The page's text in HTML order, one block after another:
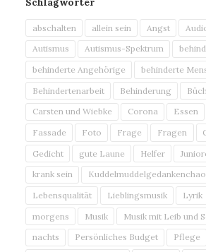
abschalten allein sein Angst
Autismus
Autismus-Spektrum
behinderte Angehörige
behinderte
Behindertenarbeit
Behinderung
Carsten und Wiebke
Corona Essen
Fassade
Foto Frage Fragen
Gedicht
gute Laune Helfer
krank sein
Lebensqualität
Lieblingsmusik Lyrik
morgens
Musik Musik mit Leib und
nachts
Persönliches Budget Pflege